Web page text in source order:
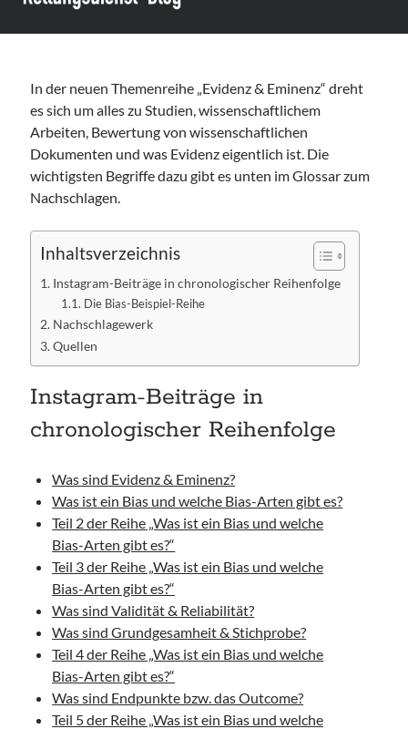
Leitlinie „Bauchschmerz bei Kindern und Jugendlichen – Bildgebende
Leitlinie „Kopfschmerzen bei Kindern und Jugendlichen – Bildgebende
Diagnostik“ der GPR
In der neuen Themenreihe „Evidenz & Eminenz“ dreht
es sich um alles zu Studien, wissenschaftlichem
Arbeiten, Bewertung von wissenschaftlichen
Dokumenten und was Evidenz eigentlich ist. Die
wichtigsten Begriffe dazu gibt es unten im Glossar zum
Nachschlagen.
Inhaltsverzeichnis
Instagram-Beiträge in chronologischer Reihenfolge
Die Bias-Beispiel-Reihe
Nachschlagewerk
Quellen
Instagram-Beiträge in
chronologischer Reihenfolge
Was sind Evidenz & Eminenz?
Was ist ein Bias und welche Bias-Arten gibt es?
Teil 2 der Reihe „Was ist ein Bias und welche
Bias-Arten gibt es?“
Teil 3 der Reihe „Was ist ein Bias und welche
Bias-Arten gibt es?“
Was sind Validität & Reliabilität?
Was sind Grundgesamheit & Stichprobe?
Teil 4 der Reihe „Was ist ein Bias und welche
Bias-Arten gibt es?“
Was sind Endpunkte bzw. das Outcome?
Teil 5 der Reihe „Was ist ein Bias und welche